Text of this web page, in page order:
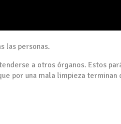
las personas.
a otros órganos. Estos
por una mala limpieza terminan